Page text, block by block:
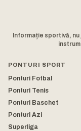
Informație sportivă,
PONTURI SPORT
Ponturi Fotbal
Ponturi Tenis
Ponturi Baschet
Ponturi Azi
Superliga